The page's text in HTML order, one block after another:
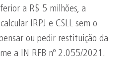
a R$ 5 milhões, a
IRPJ e CSLL sem o
ou pedir restituição da
a IN RFB nº 2.055/2021.